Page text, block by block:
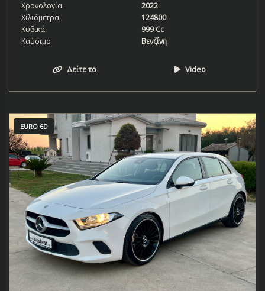
Χρονολογία
2022
Χιλιόμετρα
124800
Κυβικά
999 Cc
Καύσιμο
Βενζίνη
Δείτε το Video
EURO 6D